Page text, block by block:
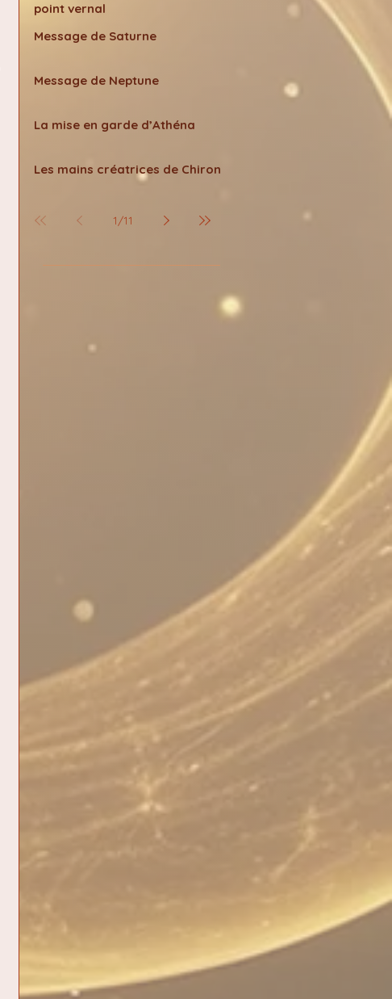
point vernal
Message de Saturne
Message de Neptune
La mise en garde d’Athéna
Les mains créatrices de Chiron
1/11